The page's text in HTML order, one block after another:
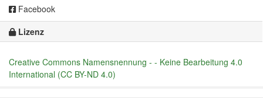
Facebook
Lizenz
Creative Commons Namensnennung - - Keine Bearbeitung 4.0
International (CC BY-ND 4.0)